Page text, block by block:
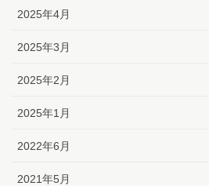
2025年4月
2025年3月
2025年2月
2025年1月
2022年6月
2021年5月